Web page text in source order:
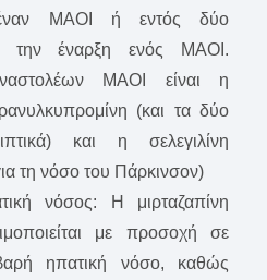
ΜΑΟΙ ή εντός δύο
την έναρξη ενός ΜΑΟΙ.
ΜΑΟI είναι η
(και τα δύο
και η σελεγιλίνη
τη νόσο του Πάρκινσον)
νόσος: Η μιρταζαπίνη
με προσοχή σε
ηπατική νόσο, καθώς